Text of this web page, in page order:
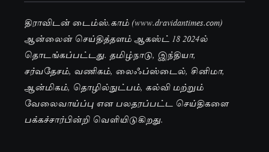
திராவிடன் டைம்ஸ்.காம் (www.dravidantimes.com)
ஆன்லைன் செய்தித்தளம் ஆகஸ்ட் 18 2024ல்
தொடங்கப்பட்டது. தமிழ்நாடு, இந்தியா,
சர்வதேசம், வணிகம், லைஃப்ஸ்டைல், சினிமா,
ஆன்மிகம், தொழில்நுட்பம், கல்வி மற்றும்
வேலைவாய்ப்பு என பலதரப்பட்ட செய்திகளை
பக்கச்சார்பின்றி வெளியிடுகிறது.